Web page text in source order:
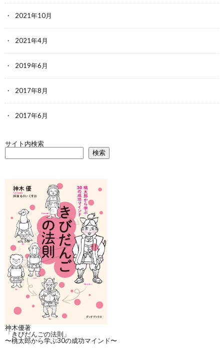
2021年10月
2021年4月
2019年6月
2017年8月
2017年6月
サイト内検索
検索
神木優著
「きびだんごの法則」
〜桃太郎から学ぶ30の成功マインド〜